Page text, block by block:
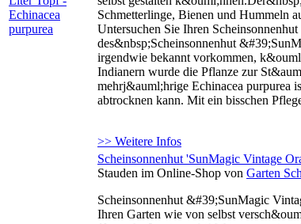
Schmetterlinge, Bienen und Hummeln
Untersuchen Sie Ihren
des&nbsp;Scheinsonnenhut
irgendwie bekannt vorkommen,
Indianern wurde die Pflanze zur
mehrj&auml;hrige Echinacea purpurea
abtrocknen kann. Mit ein bisschen
>> Weitere Infos
Scheinsonnenhut 'SunMagic Vintage
Stauden im Online-Shop von Garten
Scheinsonnenhut &#39;SunMagic
Ihren Garten wie von selbst